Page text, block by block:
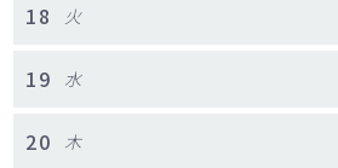
18 火
19 水
20 木